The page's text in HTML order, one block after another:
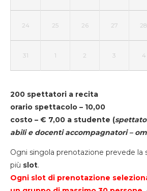
24 25 26 27 28
31 1 2 3 4
200 spettatori a recita
orario spettacolo – 10,00
costo – € 7,00 a studente (
abili e docenti accompagnatori –
Ogni singola prenotazione prevede la
più slot.
Ogni slot di prenotazione